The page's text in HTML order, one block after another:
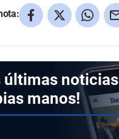
últimas noticias
manos!